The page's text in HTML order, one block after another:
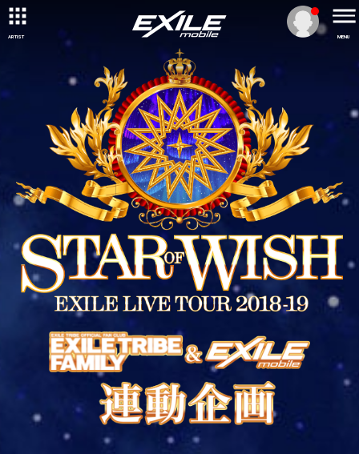
ARTIST MENU